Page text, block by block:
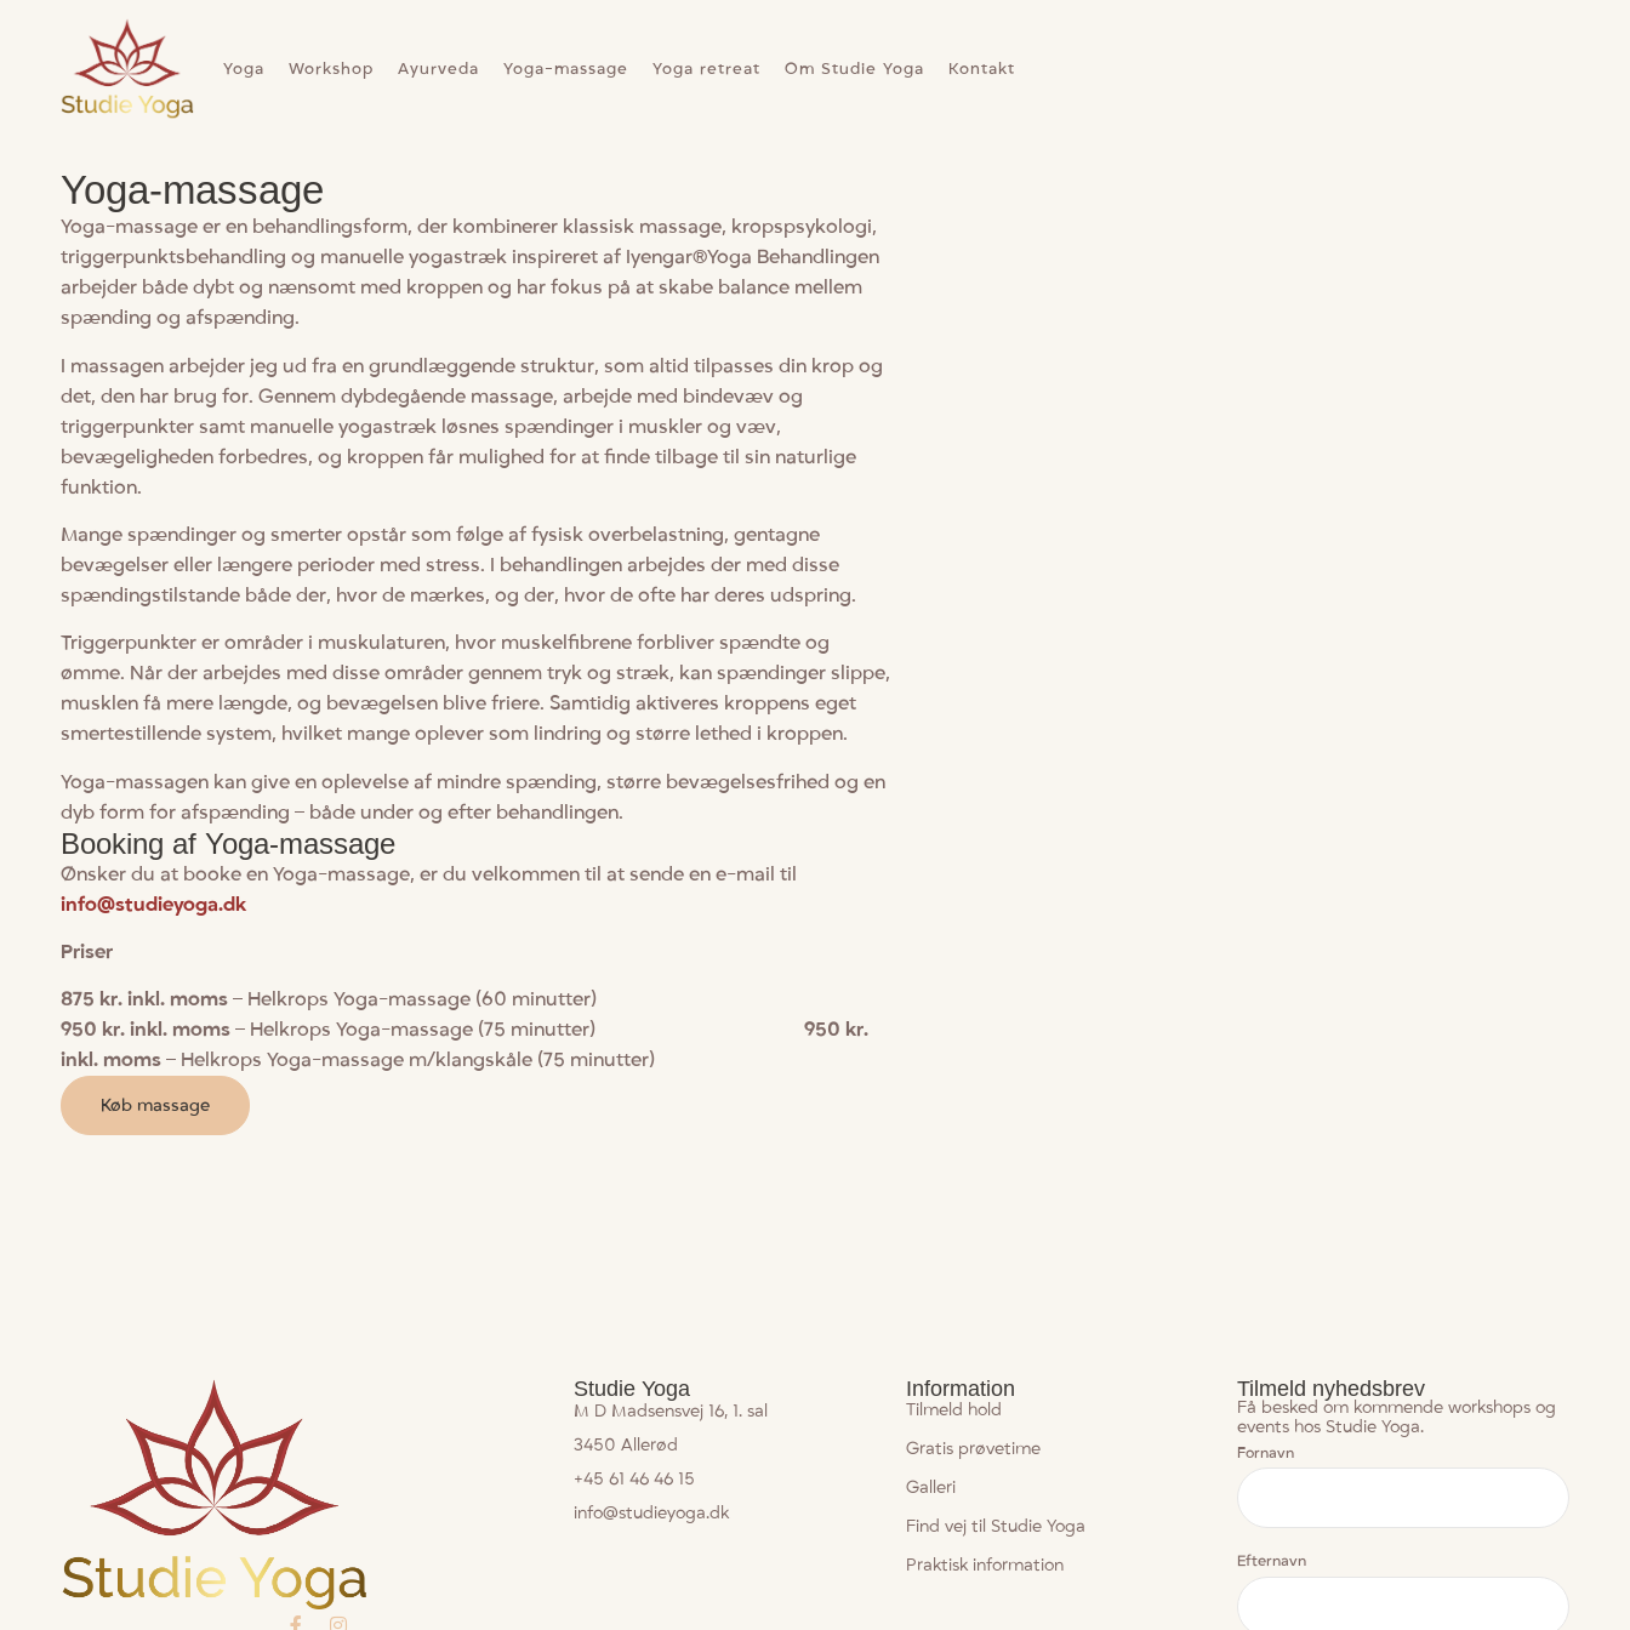
Yoga Workshop Ayurveda Yoga-massage Yoga retreat Om Studie Yoga Kontakt
Yoga-massage
Yoga-massage er en behandlingsform, der kombinerer klassisk massage, kropspsykologi,
triggerpunktsbehandling og manuelle yogastræk inspireret af Iyengar®Yoga Behandlingen
arbejder både dybt og nænsomt med kroppen og har fokus på at skabe balance mellem
spænding og afspænding.
I massagen arbejder jeg ud fra en grundlæggende struktur, som altid tilpasses din krop og
det, den har brug for. Gennem dybdegående massage, arbejde med bindevæv og
triggerpunkter samt manuelle yogastræk løsnes spændinger i muskler og væv,
bevægeligheden forbedres, og kroppen får mulighed for at finde tilbage til sin naturlige
funktion.
Mange spændinger og smerter opstår som følge af fysisk overbelastning, gentagne
bevægelser eller længere perioder med stress. I behandlingen arbejdes der med disse
spændingstilstande både der, hvor de mærkes, og der, hvor de ofte har deres udspring.
Triggerpunkter er områder i muskulaturen, hvor muskelfibrene forbliver spændte og
ømme. Når der arbejdes med disse områder gennem tryk og stræk, kan spændinger slippe,
musklen få mere længde, og bevægelsen blive friere. Samtidig aktiveres kroppens eget
smertestillende system, hvilket mange oplever som lindring og større lethed i kroppen.
Yoga-massagen kan give en oplevelse af mindre spænding, større bevægelsesfrihed og en
dyb form for afspænding – både under og efter behandlingen.
Booking af Yoga-massage
Ønsker du at booke en Yoga-massage, er du velkommen til at sende en e-mail til
info@studieyoga.dk
Priser
875 kr. inkl. moms – Helkrops Yoga-massage (60 minutter)
950 kr. inkl. moms – Helkrops Yoga-massage (75 minutter) 950 kr.
inkl. moms – Helkrops Yoga-massage m/klangskåle (75 minutter)
Køb massage
Studie Yoga
M D Madsensvej 16, 1. sal
3450 Allerød
+45 61 46 46 15
info@studieyoga.dk
Information
Tilmeld hold
Gratis prøvetime
Galleri
Find vej til Studie Yoga
Praktisk information
Tilmeld nyhedsbrev
Få besked om kommende workshops og
events hos Studie Yoga.
Fornavn
Efternavn